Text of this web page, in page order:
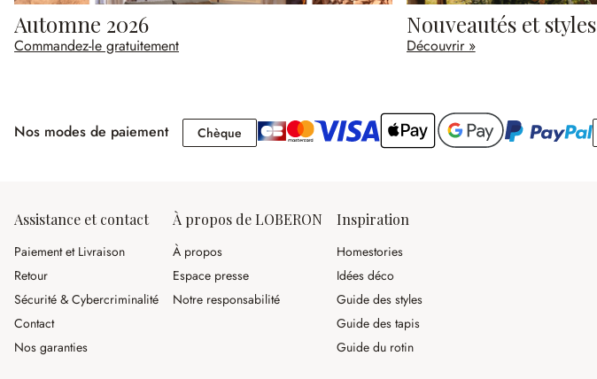
Automne 2026
Commandez-le gratuitement
Nouveautés et styles
Découvrir »
Nos modes de paiement Chèque Chèque
Assistance et contact
Paiement et Livraison
Retour
Sécurité & Cybercriminalité
Contact
Nos garanties
À propos de LOBERON
À propos
Espace presse
Notre responsabilité
Inspiration
Homestories
Idées déco
Guide des styles
Guide des tapis
Guide du rotin